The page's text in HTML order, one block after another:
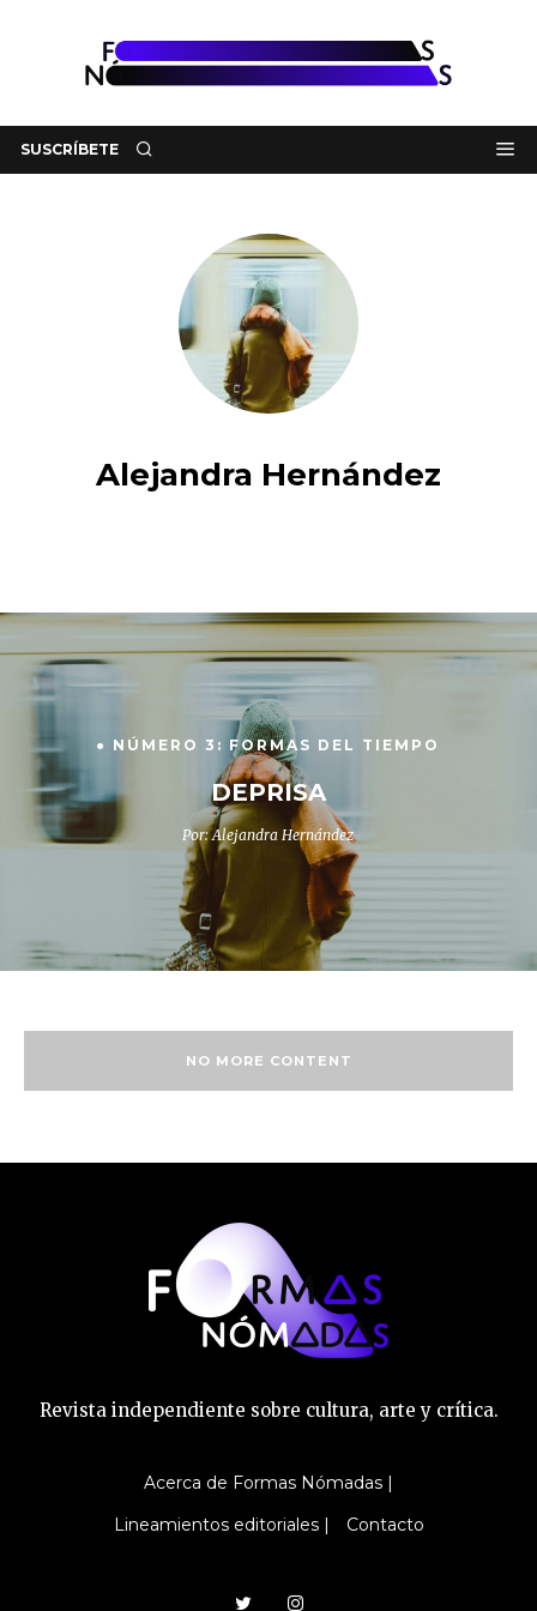
SUSCRÍBETE
Alejandra Hernández
● NÚMERO 3: FORMAS DEL TIEMPO
DEPRISA
Por: Alejandra Hernández
NO MORE CONTENT
Revista independiente sobre cultura, arte y crítica.
Acerca de Formas Nómadas |
Lineamientos editoriales |
Contacto